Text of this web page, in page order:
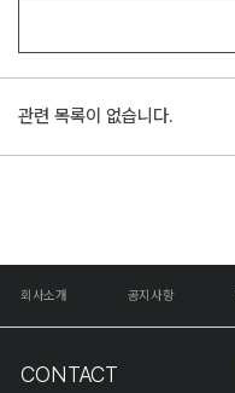
관련 목록이 없습니다.
회사소개 공지사항
CONTACT